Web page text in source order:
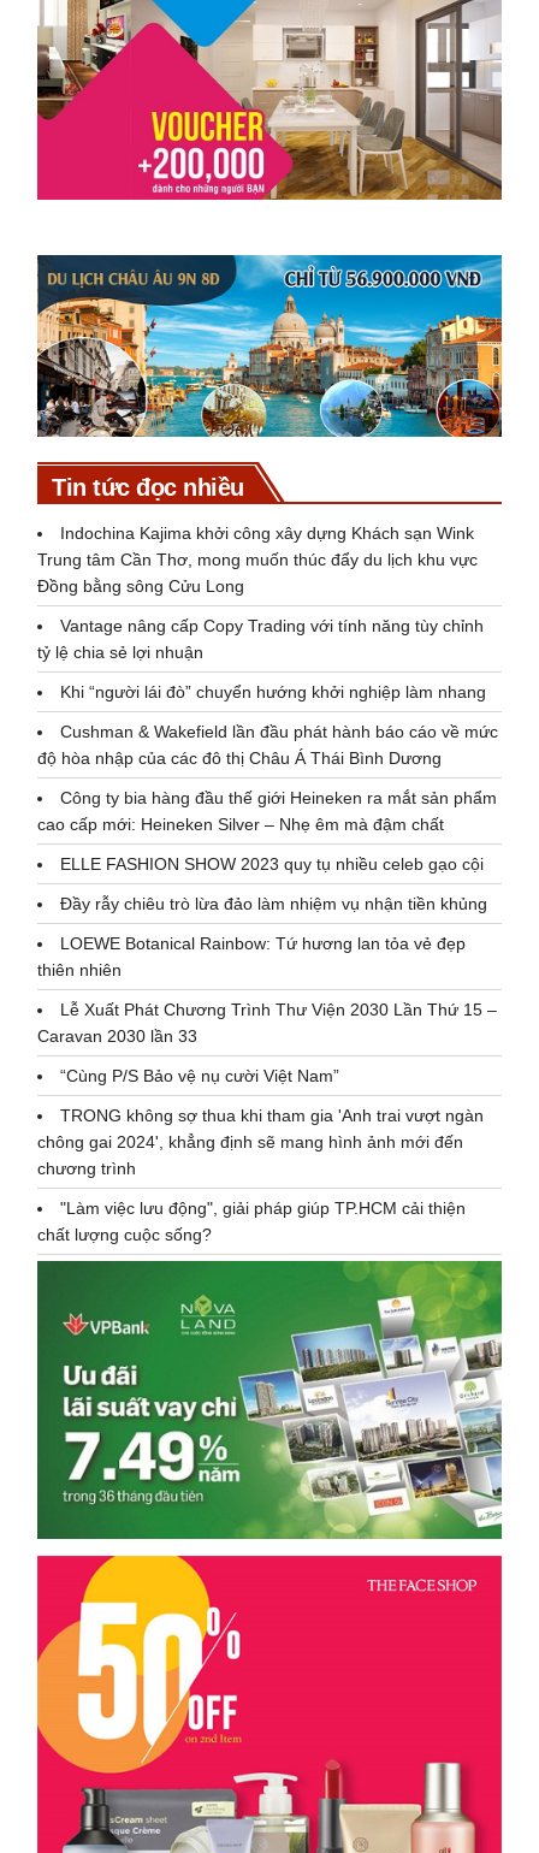
Tin tức đọc nhiều
Indochina Kajima khởi công xây dựng Khách sạn Wink
Trung tâm Cần Thơ, mong muốn thúc đẩy du lịch khu vực
Đồng bằng sông Cửu Long
Vantage nâng cấp Copy Trading với tính năng tùy chỉnh
tỷ lệ chia sẻ lợi nhuận
Khi “người lái đò” chuyển hướng khởi nghiệp làm nhang
Cushman & Wakefield lần đầu phát hành báo cáo về mức
độ hòa nhập của các đô thị Châu Á Thái Bình Dương
Công ty bia hàng đầu thế giới Heineken ra mắt sản phẩm
cao cấp mới: Heineken Silver – Nhẹ êm mà đậm chất
ELLE FASHION SHOW 2023 quy tụ nhiều celeb gạo cội
Đầy rẫy chiêu trò lừa đảo làm nhiệm vụ nhận tiền khủng
LOEWE Botanical Rainbow: Tứ hương lan tỏa vẻ đẹp
thiên nhiên
Lễ Xuất Phát Chương Trình Thư Viện 2030 Lần Thứ 15 –
Caravan 2030 lần 33
“Cùng P/S Bảo vệ nụ cười Việt Nam”
TRONG không sợ thua khi tham gia 'Anh trai vượt ngàn
chông gai 2024', khẳng định sẽ mang hình ảnh mới đến
chương trình
"Làm việc lưu động", giải pháp giúp TP.HCM cải thiện
chất lượng cuộc sống?